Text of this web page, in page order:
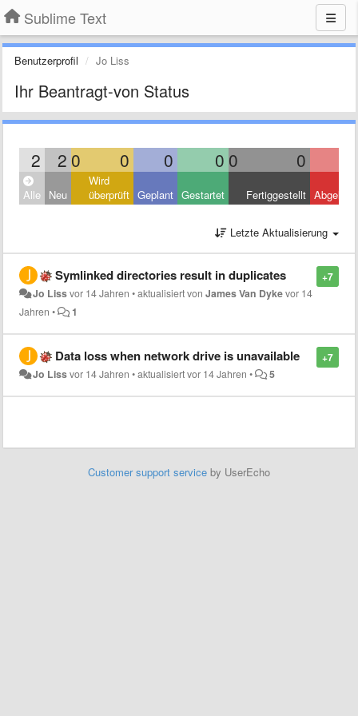
Sublime Text
Benutzerprofil Jo Liss
Ihr Beantragt-von Status
2 2 0 0 0 0 0 0
Alle Neu
Wird
überprüft Geplant Gestartet Fertiggestellt
Letzte Aktualisierung
+7
Symlinked directories result in duplicates
Jo Lissvor 14 Jahren •aktualisiert vonJames Van Dykevor 14
Jahren • 1
+7
Data loss when network drive is unavailable
Jo Lissvor 14 Jahren •aktualisiertvor 14 Jahren • 5
Customer support service by UserEcho